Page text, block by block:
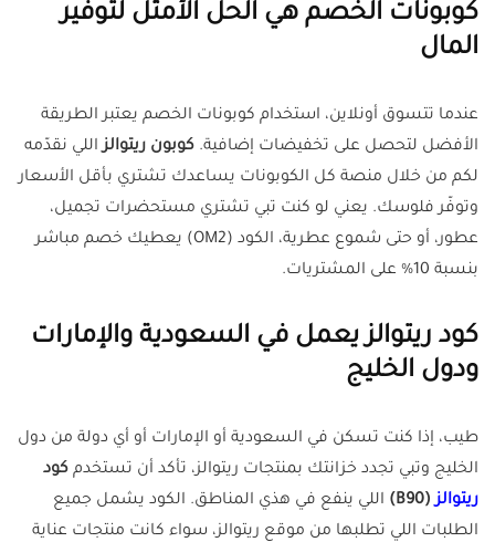
كوبونات الخصم هي الحل الأمثل لتوفير
المال
عندما تتسوق أونلاين، استخدام كوبونات الخصم يعتبر الطريقة
الأفضل لتحصل على تخفيضات إضافية. كوبون ريتوالزاللي نقدّمه
لكم من خلال منصة كل الكوبونات يساعدك تشتري بأقل الأسعار
وتوفّر فلوسك. يعني لو كنت تبي تشتري مستحضرات تجميل،
عطور، أو حتى شموع عطرية، الكود (OM2) يعطيك خصم مباشر
بنسبة 10% على المشتريات.
كود ريتوالز يعمل في السعودية والإمارات
ودول الخليج
طيب، إذا كنت تسكن في السعودية أو الإمارات أو أي دولة من دول
الخليج وتبي تجدد خزانتك بمنتجات ريتوالز، تأكد أن تستخدم كود
ريتوالز(B90)
اللي ينفع في هذي المناطق. الكود يشمل جميع
الطلبات اللي تطلبها من موقع ريتوالز، سواء كانت منتجات عناية